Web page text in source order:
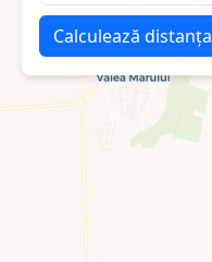
Calculează distanța